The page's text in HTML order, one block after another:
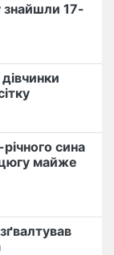
знайшли 17-
сина
майже